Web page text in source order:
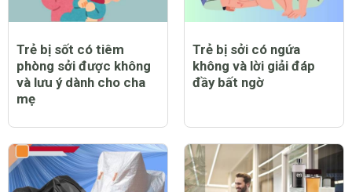
Trẻ bị sốt có tiêm
phòng sởi được không
và lưu ý dành cho cha
mẹ
Trẻ bị sởi có ngứa
không và lời giải đáp
đầy bất ngờ